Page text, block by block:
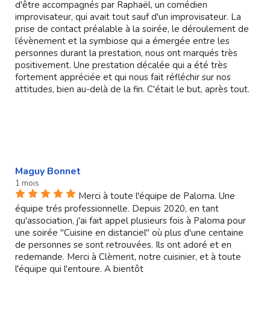
d'être accompagnés par Raphaël, un comédien
improvisateur, qui avait tout sauf d'un improvisateur. La
prise de contact préalable à la soirée, le déroulement de
l’évènement et la symbiose qui a émergée entre les
personnes durant la prestation, nous ont marqués très
positivement. Une prestation décalée qui a été très
fortement appréciée et qui nous fait réfléchir sur nos
attitudes, bien au-delà de la fin. C'était le but, après tout.
Maguy Bonnet
1 mois
Merci à toute l'équipe de Paloma. Une
équipe trés professionnelle. Depuis 2020, en tant
qu'association, j'ai fait appel plusieurs fois à Paloma pour
une soirée "Cuisine en distanciel" où plus d'une centaine
de personnes se sont retrouvées. Ils ont adoré et en
redemande. Merci à Clèment, notre cuisinier, et à toute
l'équipe qui l'entoure. A bientôt